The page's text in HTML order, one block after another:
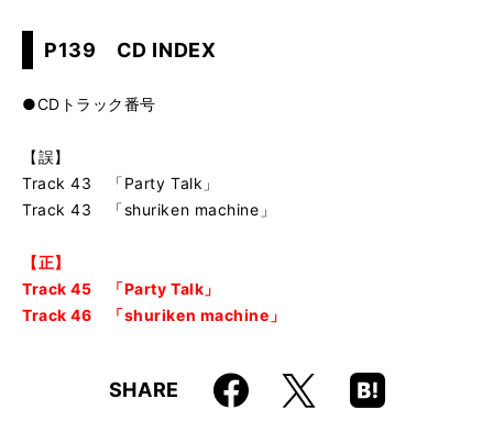
P139 CD INDEX
●CDトラック番号
【誤】
Track 43 「Party Talk」
Track 43 「shuriken machine」
【正】
Track 45 「Party Talk」
Track 46 「shuriken machine」
SHARE Faceboo
k
X
Hatena
Boo